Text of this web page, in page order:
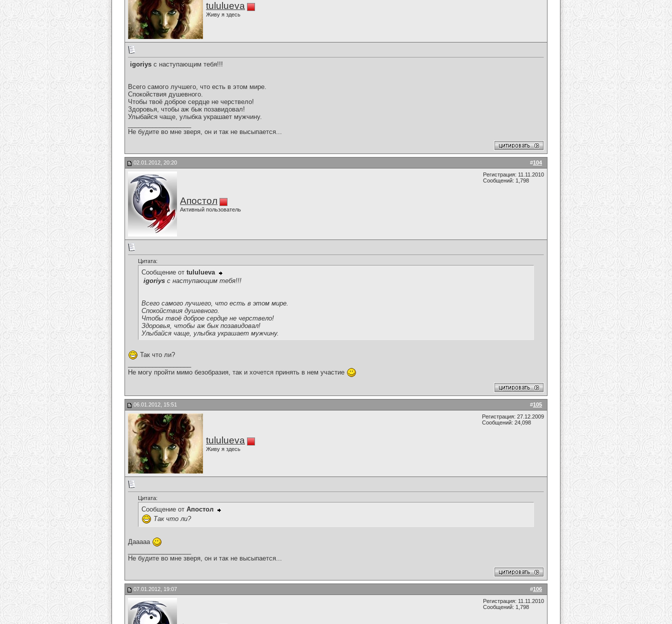
tululueva
Живу я здесь
igoriys с наступающим тебя!!!
Всего самого лучшего, что есть в этом мире.
Спокойствия душевного.
Чтобы твоё доброе сердце не черствело!
Здоровья, чтобы аж бык позавидовал!
Улыбайся чаще, улыбка украшает мужчину.
Не будите во мне зверя, он и так не высыпается...
#104
02.01.2012, 20:20
Апостол
Активный пользователь
Регистрация: 11.11.2010
Сообщений: 1,798
Цитата:
Сообщение от tululueva
igoriys с наступающим тебя!!!
Всего самого лучшего, что есть в этом мире.
Спокойствия душевного.
Чтобы твоё доброе сердце не черствело!
Здоровья, чтобы аж бык позавидовал!
Улыбайся чаще, улыбка украшает мужчину.
Так что ли?
Не могу пройти мимо безобразия, так и хочется принять в нем участие
#105
06.01.2012, 15:51
tululueva
Живу я здесь
Регистрация: 27.12.2009
Сообщений: 24,098
Цитата:
Сообщение от Апостол
Так что ли?
Дааааа
Не будите во мне зверя, он и так не высыпается...
#106
07.01.2012, 19:07
Регистрация: 11.11.2010
Сообщений: 1,798